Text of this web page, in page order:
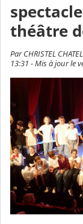
théâtre
Par CHRISTEL
13:31 - Mis à jour le